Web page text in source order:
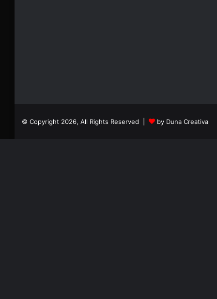
© Copyright 2026, All Rights Reserved | by Duna Creativa